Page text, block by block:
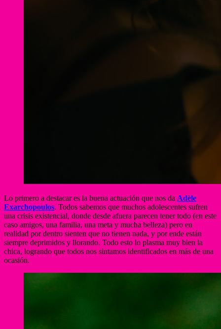
Lo primero a destacar es la buena actuación que nos da Adèle
Exarchopoulos. Todos sabemos que muchos adolescentes sufren
una crisis existencial, donde desde afuera parecen tener todo (en este
caso amigos, una familia, una meta y mucha belleza) pero en
realidad por dentro sienten que no tienen nada, y por ende están
siempre deprimidos y llorando. Todo esto lo plasma muy bien la
chica, logrando que todos nos sintamos identificados en más de una
ocasión.